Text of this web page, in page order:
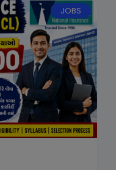
JOBS